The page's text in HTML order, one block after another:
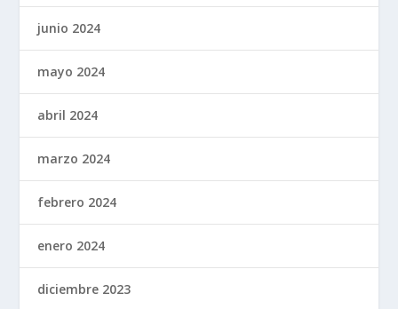
junio 2024
mayo 2024
abril 2024
marzo 2024
febrero 2024
enero 2024
diciembre 2023